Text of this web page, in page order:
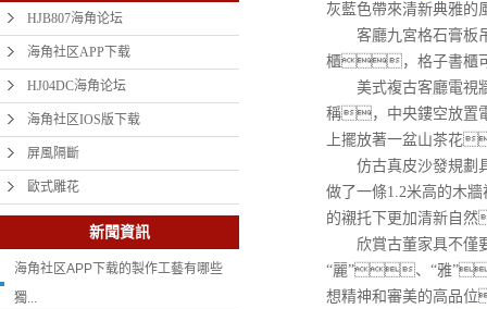
HJB807海角论坛
海角社区APP下载
HJ04DC海角论坛
海角社区IOS版下载
屏風隔斷
歐式雕花
新聞資訊
海角社区APP下载的製作工藝有哪些
獨...
灰藍色帶來清新典雅
客廳九宮格石膏板
櫃，格子書櫃
美式複古客廳電視
稱，中央鏤空放
上擺放著一盆山茶
仿古真皮沙發規劃
做了一條1.2米高的木
的襯托下更加清新自
欣賞古董家具不僅
“麗”、“雅
想精神和審美的高品